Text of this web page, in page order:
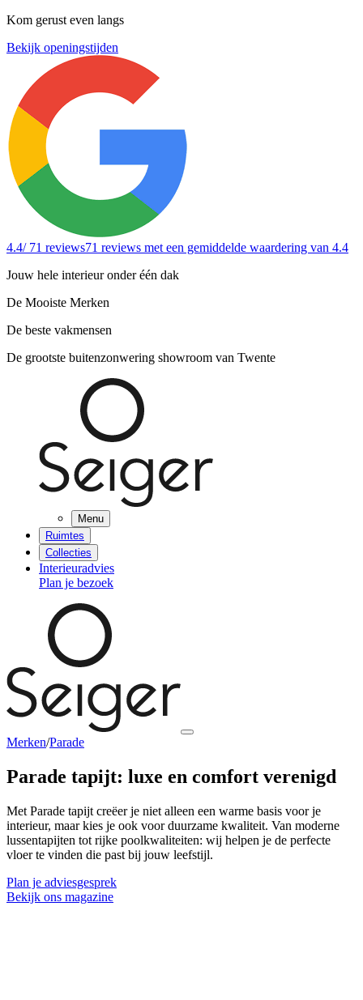
Kom gerust even langs
Bekijk openingstijden
4.4/ 71 reviews71 reviews met een gemiddelde waardering van 4.4
Jouw hele interieur onder één dak
De Mooiste Merken
De beste vakmensen
De grootste buitenzonwering showroom van Twente
Menu
Ruimtes
Collecties
Interieuradvies
Plan je bezoek
Merken/Parade
Parade tapijt: luxe en comfort verenigd
Met Parade tapijt creëer je niet alleen een warme basis voor je
interieur, maar kies je ook voor duurzame kwaliteit. Van moderne
lussentapijten tot rijke poolkwaliteiten: wij helpen je de perfecte
vloer te vinden die past bij jouw leefstijl.
Plan je adviesgesprek
Bekijk ons magazine